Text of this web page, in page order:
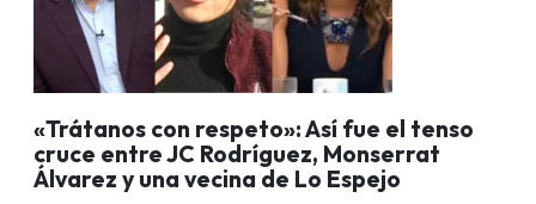
«Trátanos con respeto»: Así fue el tenso
cruce entre JC Rodríguez, Monserrat
Álvarez y una vecina de Lo Espejo